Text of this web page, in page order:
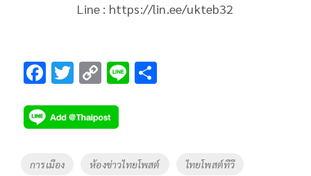
Line : https://lin.ee/ukteb32
F
e
b
o
T
tt
er
C
p
y
Li
Li
Tags
การเมือง ห้องข่าวไทยโพสต์ ไทยโพสต์ทีวี